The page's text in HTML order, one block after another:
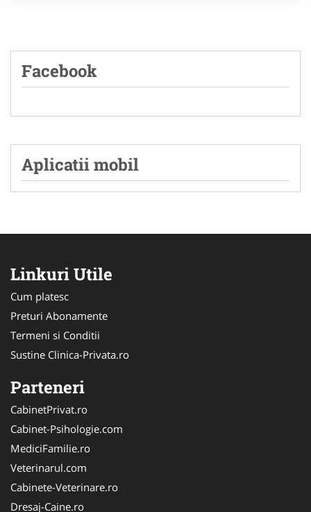
Facebook
Aplicatii mobil
Linkuri Utile
Cum platesc
Preturi Abonamente
Termeni si Conditii
Sustine Clinica-Privata.ro
Parteneri
CabinetPrivat.ro
Cabinet-Psihologie.com
MediciFamilie.ro
Veterinarul.com
Cabinete-Veterinare.ro
Dresaj-Caine.ro